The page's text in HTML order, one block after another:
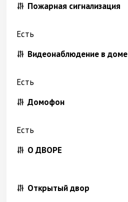
Пожарная сигнализация
Есть
Видеонаблюдение в доме
Есть
Домофон
Есть
О ДВОРЕ
Открытый двор